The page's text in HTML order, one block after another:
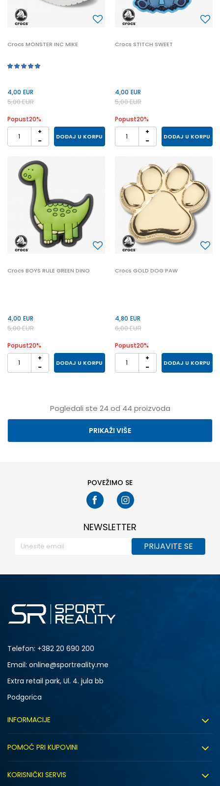
Crocs MONSTER INC MIKE
4,00 EUR
5,00EUR
Popust20%
DODAJ U KORPU
Crocs STITCH SWEET
4,00 EUR
5,00EUR
Popust20%
DODAJ U KORPU
Crocs BOYS RULE GREEN DINO
4,00 EUR
5,00EUR
Popust20%
DODAJ U KORPU
Crocs GOLD DOG PAW
4,80 EUR
6,00EUR
Popust20%
DODAJ U KORPU
Pogledali ste 24 od 44 proizvoda
PRIKAŽI VIŠE
POVEŽIMO SE
NEWSLETTER
PRIJAVITE SE
Telefon: +382 20 690 200
Email: online@sportreality.me
Extra retail park, Ul. 4. jula bb
Podgorica
INFORMACIJE
Zapošljavanje
POMOĆ PRI KUPOVINI
KORISNIČKI SERVIS